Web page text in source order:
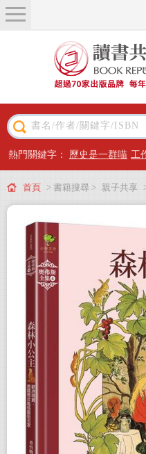
關於我們
近期新書
主題閱讀
出版專區
會員專屬
會員儲值方案
熱門關鍵字： 歷史是一群喵 工
首頁 > 書籍搜尋 > 親子共享
·德國青年風格藝術名家【奧弗斯全集